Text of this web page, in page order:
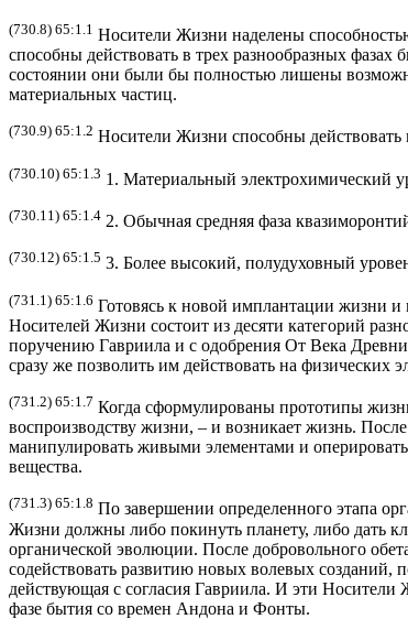
(730.8) 65:1.1 Носители Жизни наделены
способны действовать в трех разнообразных
состоянии они были бы полностью лишены
материальных частиц.
(730.9) 65:1.2 Носители Жизни способны действовать
(730.10) 65:1.3 1. Материальный электрохимический
(730.11) 65:1.4 2. Обычная средняя фаза
(730.12) 65:1.5 3. Более высокий, полудуховный
(731.1) 65:1.6 Готовясь к новой имплантации жизни
Носителей Жизни состоит из десяти категорий
поручению Гавриила и с одобрения От Века
сразу же позволить им действовать на физических
(731.2) 65:1.7 Когда сформулированы прототипы
воспроизводству жизни, – и возникает жизнь.
манипулировать живыми элементами и
вещества.
(731.3) 65:1.8 По завершении определенного этапа
Жизни должны либо покинуть планету, либо дать
органической эволюции. После добровольного
содействовать развитию новых волевых созданий,
действующая с согласия Гавриила. И эти Носители
фазе бытия со времен Андона и Фонты.